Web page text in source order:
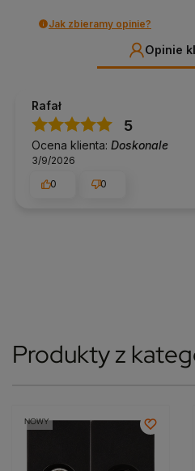
Jak zbieramy opinie?
Opinie
Rafał
5
Ocena klienta: Doskonale
3/9/2026
0
0
Produkty z
NOWY